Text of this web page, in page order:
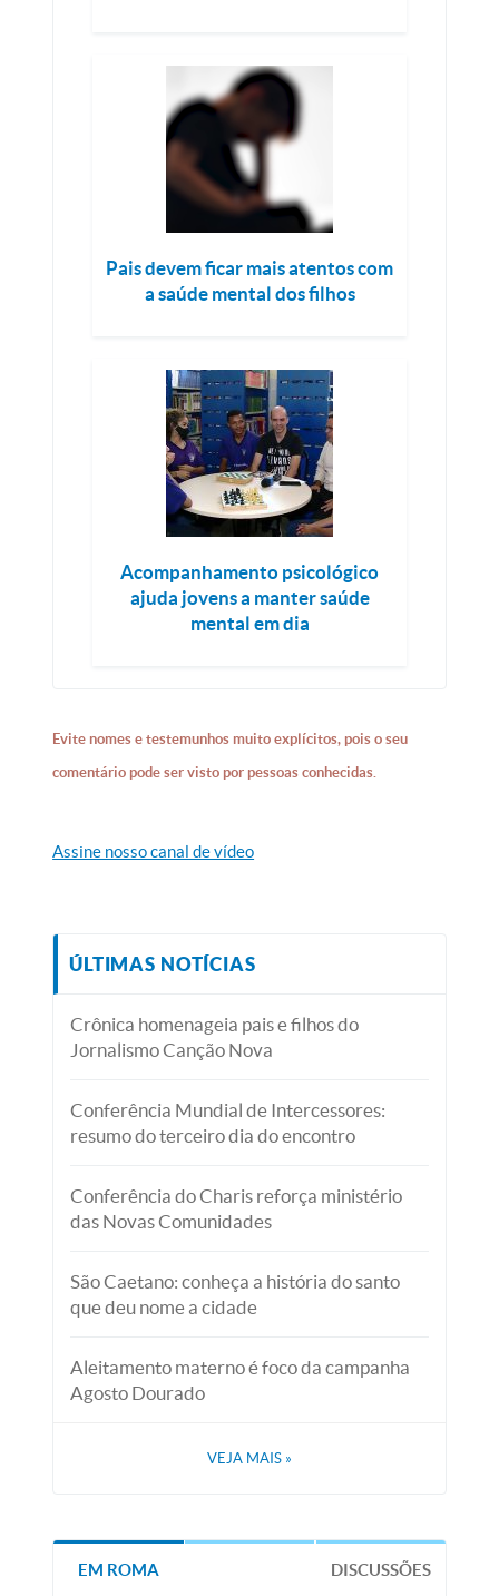
Pais devem ficar mais atentos com
a saúde mental dos filhos
Acompanhamento psicológico
ajuda jovens a manter saúde
mental em dia
Evite nomes e testemunhos muito explícitos, pois o seu
comentário pode ser visto por pessoas conhecidas.
Assine nosso canal de vídeo
ÚLTIMAS NOTÍCIAS
Crônica homenageia pais e filhos do
Jornalismo Canção Nova
Conferência Mundial de Intercessores:
resumo do terceiro dia do encontro
Conferência do Charis reforça ministério
das Novas Comunidades
São Caetano: conheça a história do santo
que deu nome a cidade
Aleitamento materno é foco da campanha
Agosto Dourado
VEJA MAIS »
EM ROMA DISCUSSÕES